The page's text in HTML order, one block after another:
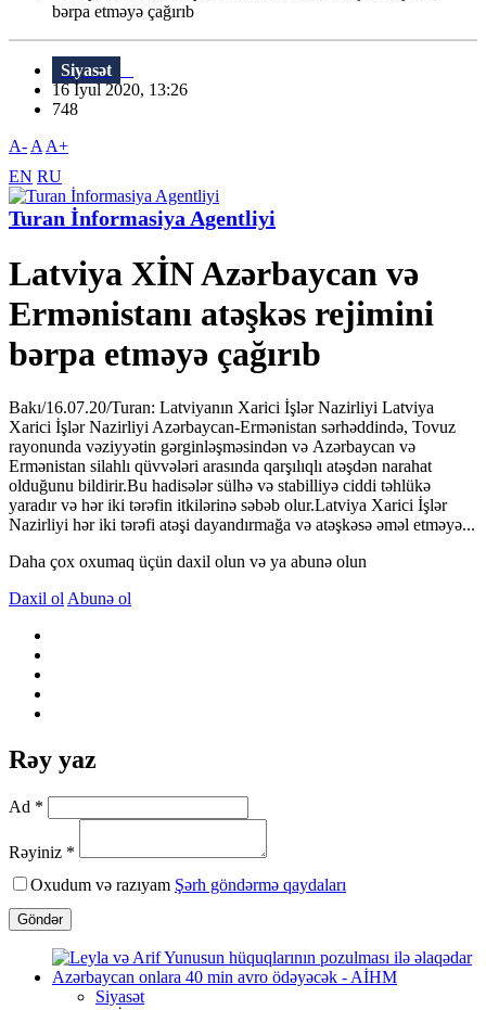
bərpa etməyə çağırıb
Siyasət
16 İyul 2020, 13:26
748
A- A A+
EN RU
Turan İnformasiya Agentliyi
Latviya XİN Azərbaycan və
Ermənistanı atəşkəs rejimini
bərpa etməyə çağırıb
Bakı/16.07.20/Turan: Latviyanın Xarici İşlər Nazirliyi Latviya
Xarici İşlər Nazirliyi Azərbaycan-Ermənistan sərhəddində, Tovuz
rayonunda vəziyyətin gərginləşməsindən və Azərbaycan və
Ermənistan silahlı qüvvələri arasında qarşılıqlı atəşdən narahat
olduğunu bildirir.Bu hadisələr sülhə və stabilliyə ciddi təhlükə
yaradır və hər iki tərəfin itkilərinə səbəb olur.Latviya Xarici İşlər
Nazirliyi hər iki tərəfi atəşi dayandırmağa və atəşkəsə əməl etməyə...
Daha çox oxumaq üçün daxil olun və ya abunə olun
Daxil ol Abunə ol
Rəy yaz
Ad *
Rəyiniz *
Oxudum və razıyam Şərh göndərmə qaydaları
Göndər
Siyasət